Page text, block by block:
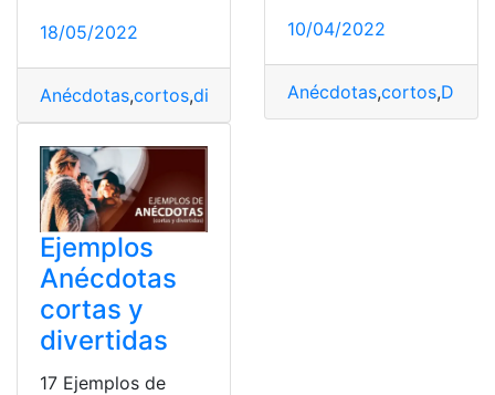
18/05/2022
Anécdotas,cortos,divertidos Ejemplos,Ejemplos
10/04/2022
Anécdotas,cortos,
Ejemplos
Anécdotas
cortas y
divertidas
17 Ejemplos de